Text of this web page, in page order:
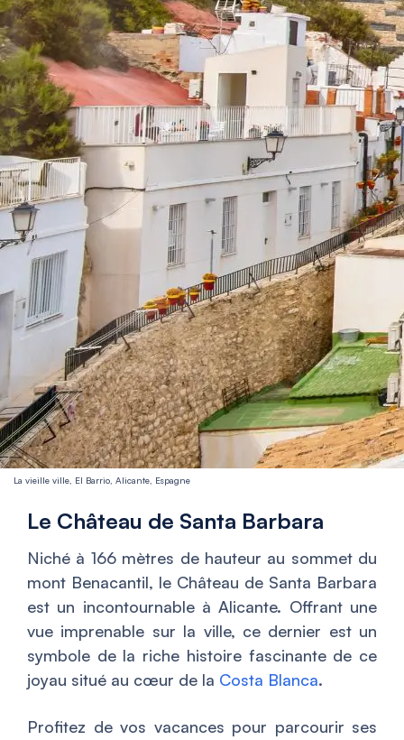
La vieille ville, El Barrio, Alicante, Espagne
Le Château de Santa Barbara
Niché à 166 mètres de hauteur au sommet du
mont Benacantil, le Château de Santa Barbara
est un incontournable à Alicante. Offrant une
vue imprenable sur la ville, ce dernier est un
symbole de la riche histoire fascinante de ce
joyau situé au cœur de la Costa Blanca.
Profitez de vos vacances pour parcourir ses